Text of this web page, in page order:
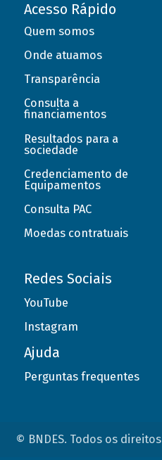
Acesso Rápido
Quem somos
Onde atuamos
Transparência
Consulta a
financiamentos
Resultados para a
sociedade
Credenciamento de
Equipamentos
Consulta PAC
Moedas contratuais
Redes Sociais
YouTube
Instagram
Ajuda
Perguntas frequentes
© BNDES. Todos os